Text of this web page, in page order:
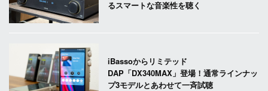
るスマートな音楽性を聴く
iBassoからリミテッド
DAP「DX340MAX」登場！通常ラインナッ
プ3モデルとあわせて一斉試聴